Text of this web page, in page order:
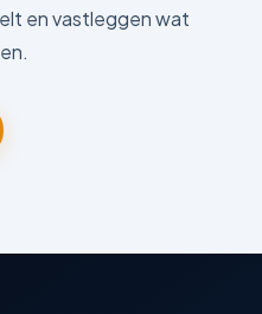
en vastleggen wat